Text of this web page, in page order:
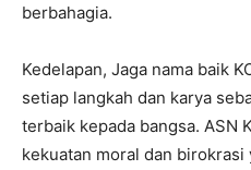
berbahagia.
Kedelapan, Jaga nama baik
setiap langkah dan karya
terbaik kepada bangsa. ASN
kekuatan moral dan